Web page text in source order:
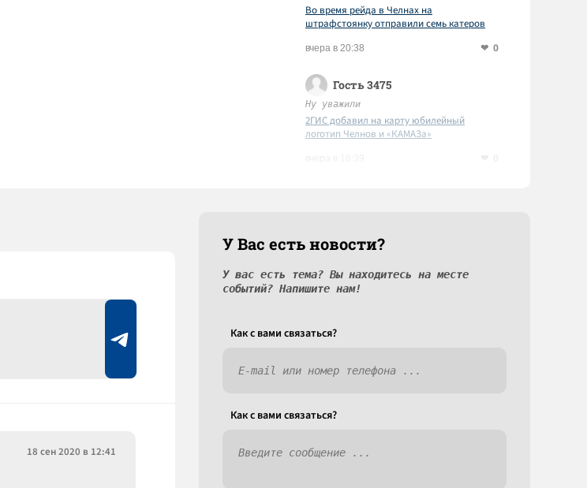
Во время рейда в Челнах на
штрафстоянку отправили семь катеров
вчера в 20:38 0
Гость 3475
Ну уважили
2ГИС добавил на карту юбилейный
логотип Челнов и «КАМАЗа»
18 сен 2020 в 12:41
У Вас есть новости?
У вас есть тема? Вы находитесь на месте
событий? Напишите нам!
Как c вами связаться?
Как c вами связаться?